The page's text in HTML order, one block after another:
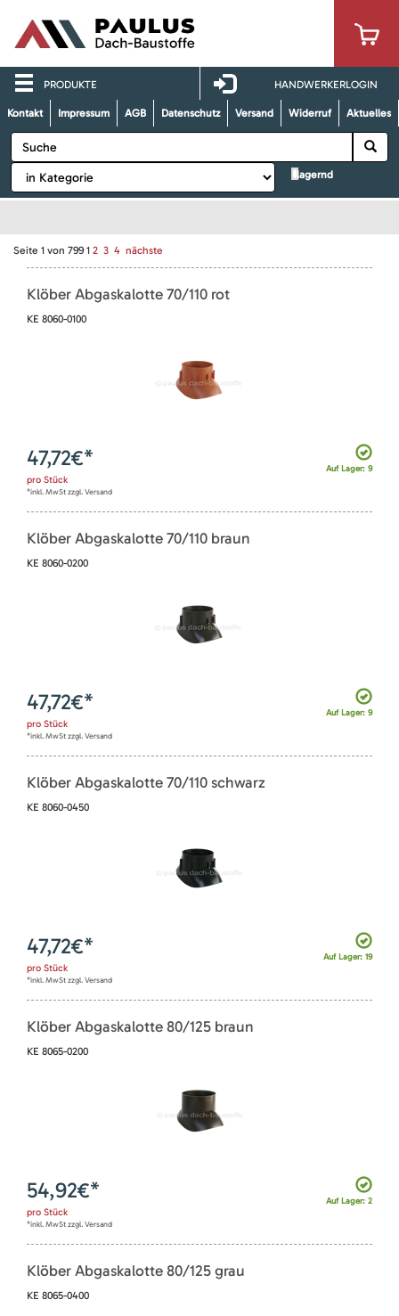
PRODUKTE HANDWERKERLOGIN
Kontakt Impressum AGB Datenschutz Versand Widerruf Aktuelles
lagernd
Seite 1 von 799 1 2 3 4 nächste
Klöber Abgaskalotte 70/110 rot
KE 8060-0100
Auf Lager: 9
47,72€*
pro Stück
*inkl. MwSt zzgl. Versand
Klöber Abgaskalotte 70/110 braun
KE 8060-0200
Auf Lager: 9
47,72€*
pro Stück
*inkl. MwSt zzgl. Versand
Klöber Abgaskalotte 70/110 schwarz
KE 8060-0450
Auf Lager: 19
47,72€*
pro Stück
*inkl. MwSt zzgl. Versand
Klöber Abgaskalotte 80/125 braun
KE 8065-0200
Auf Lager: 2
54,92€*
pro Stück
*inkl. MwSt zzgl. Versand
Klöber Abgaskalotte 80/125 grau
KE 8065-0400